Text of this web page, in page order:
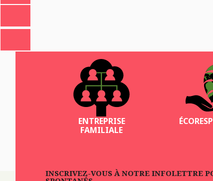
ENTREPRISE
FAMILIALE
INSCRIVEZ-VOUS À NOTRE INFOLETTRE